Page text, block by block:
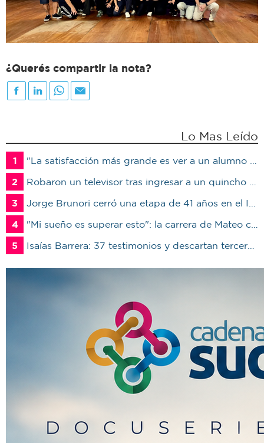
¿Querés compartir la nota?
Lo Mas Leído
1
"La satisfacción más grande es ver a un alumno trabajando": Jorge Vicente se jubiló luego de 38 años en el IPET51
2
Robaron un televisor tras ingresar a un quincho en una vivienda de Marcos Juárez
3
Jorge Brunori cerró una etapa de 41 años en el INTA: “Me voy de mi casa para irme a mi casa”
4
"Mi sueño es superar esto": la carrera de Mateo contra el tiempo por un trasplante
5
Isaías Barrera: 37 testimonios y descartan terceros en Marcos Juárez